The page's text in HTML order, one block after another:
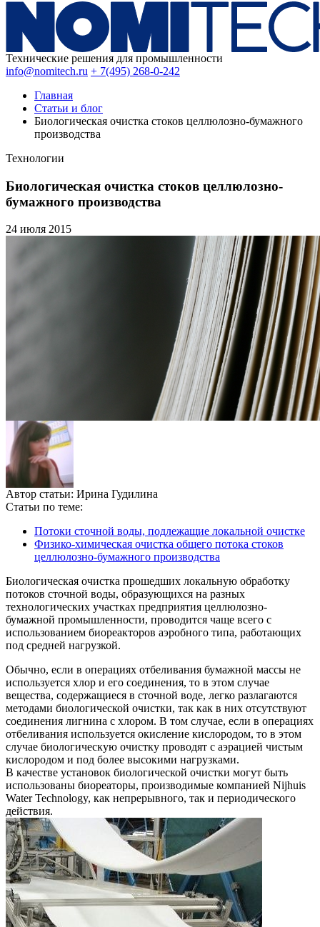
Технические решения для промышленности
info@nomitech.ru + 7(495) 268-0-242
Главная
Статьи и блог
Биологическая очистка стоков целлюлозно-бумажного
производства
Технологии
Биологическая очистка стоков целлюлозно-
бумажного производства
24 июля 2015
Автор статьи: Ирина Гудилина
Статьи по теме:
Потоки сточной воды, подлежащие локальной очистке
Физико-химическая очистка общего потока стоков
целлюлозно-бумажного производства
Биологическая очистка прошедших локальную обработку
потоков сточной воды, образующихся на разных
технологических участках предприятия целлюлозно-
бумажной промышленности, проводится чаще всего с
использованием биореакторов аэробного типа, работающих
под средней нагрузкой.
Обычно, если в операциях отбеливания бумажной массы не
используется хлор и его соединения, то в этом случае
вещества, содержащиеся в сточной воде, легко разлагаются
методами биологической очистки, так как в них отсутствуют
соединения лигнина с хлором. В том случае, если в операциях
отбеливания используется окисление кислородом, то в этом
случае биологическую очистку проводят с аэрацией чистым
кислородом и под более высокими нагрузками.
В качестве установок биологической очистки могут быть
использованы биореаторы, производимые компанией Nijhuis
Water Technology, как непрерывного, так и периодического
действия.